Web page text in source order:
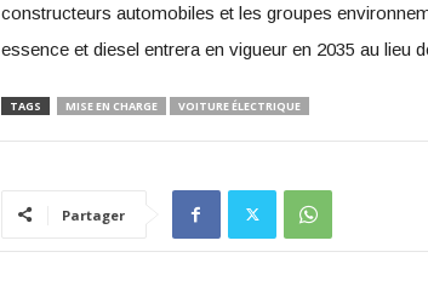
constructeurs automobiles et les groupes
essence et diesel entrera en vigueur en 2035 au lieu
TAGS MISE EN CHARGE VOITURE ÉLECTRIQUE
Partager